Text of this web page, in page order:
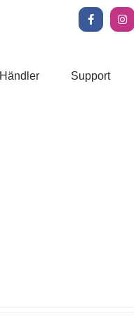
Facebook
Händler Support